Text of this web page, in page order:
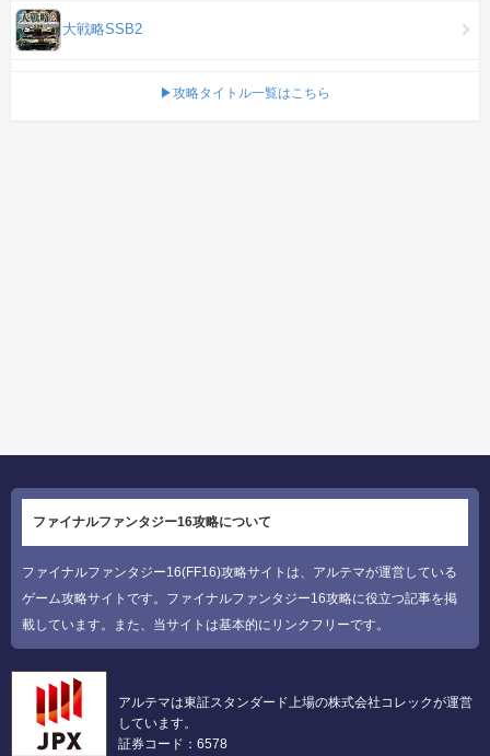
大戦略SSB2
▶攻略タイトル一覧はこちら
ファイナルファンタジー16攻略について
ファイナルファンタジー16(FF16)攻略サイトは、アルテマが運営している
ゲーム攻略サイトです。ファイナルファンタジー16攻略に役立つ記事を掲
載しています。また、当サイトは基本的にリンクフリーです。
アルテマは東証スタンダード上場の株式会社コレックが運営
しています。
証券コード：6578